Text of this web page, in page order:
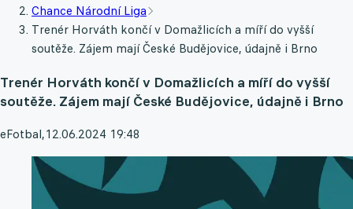
Chance Národní Liga
Trenér Horváth končí v Domažlicích a míří do vyšší
soutěže. Zájem mají České Budějovice, údajně i Brno
Trenér Horváth končí v Domažlicích a míří do vyšší
soutěže. Zájem mají České Budějovice, údajně i Brno
eFotbal,12.06.2024 19:48